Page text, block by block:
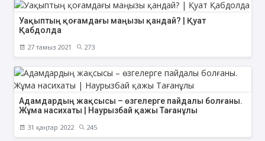
Уақыптың қоғамдағы маңызы қандай? | Қуат
Қабдолда
27 тамыз 2021 273
Адамдардың жақсысы – өзгелерге пайдалы болғаны.
Жұма насихаты | Наурызбай қажы Тағанұлы
31 қаңтар 2022 245